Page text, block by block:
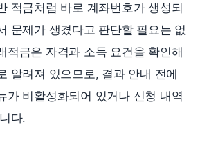
적금처럼 바로 계좌번호가 생성되
문제가 생겼다고 판단할 필요는 없
적금은 자격과 소득 요건을 확인해
알려져 있으므로, 결과 안내 전에
가 비활성화되어 있거나 신청 내역
다.